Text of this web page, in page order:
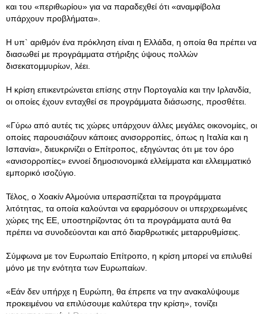
και του «περιθωρίου» για να παραδεχθεί ότι «αναμφίβολα
υπάρχουν προβλήματα».
Η υπ` αριθμόν ένα πρόκληση είναι η Ελλάδα, η οποία θα πρέπει να
διασωθεί με προγράμματα στήριξης ύψους πολλών
δισεκατομμυρίων, λέει.
Η κρίση επικεντρώνεται επίσης στην Πορτογαλία και την Ιρλανδία,
οι οποίες έχουν ενταχθεί σε προγράμματα διάσωσης, προσθέτει.
«Γύρω από αυτές τις χώρες υπάρχουν άλλες μεγάλες οικονομίες, οι
οποίες παρουσιάζουν κάποιες ανισορροπίες, όπως η Ιταλία και η
Ισπανία», διευκρινίζει ο Επίτροπος, εξηγώντας ότι με τον όρο
«ανισορροπίες» εννοεί δημοσιονομικά ελλείμματα και ελλειμματικό
εμπορικό ισοζύγιο.
Τέλος, ο Χοακίν Αλμούνια υπερασπίζεται τα προγράμματα
λιτότητας, τα οποία καλούνται να εφαρμόσουν οι υπερχρεωμένες
χώρες της ΕΕ, υποστηρίζοντας ότι τα προγράμματα αυτά θα
πρέπει να συνοδεύονται και από διαρθρωτικές μεταρρυθμίσεις.
Σύμφωνα με τον Ευρωπαίο Επίτροπο, η κρίση μπορεί να επιλυθεί
μόνο με την ενότητα των Ευρωπαίων.
«Εάν δεν υπήρχε η Ευρώπη, θα έπρεπε να την ανακαλύψουμε
προκειμένου να επιλύσουμε καλύτερα την κρίση», τονίζει